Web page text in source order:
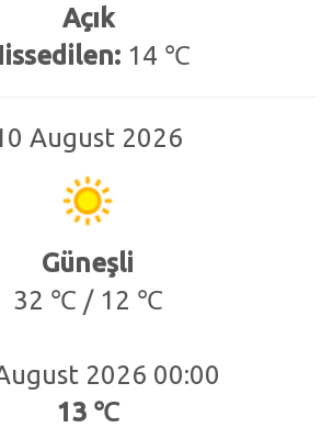
Açık
14 ℃
August 2026
Güneşli
32 ℃ / 12 ℃
2026 00:00
13 ℃